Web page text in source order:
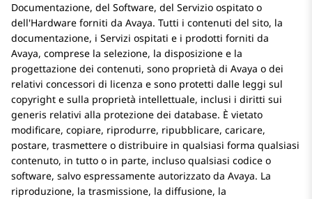
Documentazione, del Software, del Servizio ospitato o
dell'Hardware forniti da Avaya. Tutti i contenuti del sito, la
documentazione, i Servizi ospitati e i prodotti forniti da
Avaya, comprese la selezione, la disposizione e la
progettazione dei contenuti, sono proprietà di Avaya o dei
relativi concessori di licenza e sono protetti dalle leggi sul
copyright e sulla proprietà intellettuale, inclusi i diritti sui
generis relativi alla protezione dei database. È vietato
modificare, copiare, riprodurre, ripubblicare, caricare,
postare, trasmettere o distribuire in qualsiasi forma qualsiasi
contenuto, in tutto o in parte, incluso qualsiasi codice o
software, salvo espressamente autorizzato da Avaya. La
riproduzione, la trasmissione, la diffusione, la